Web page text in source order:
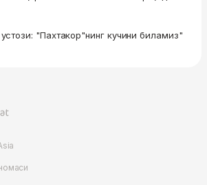
"Пахтакор"нинг кучини биламиз"